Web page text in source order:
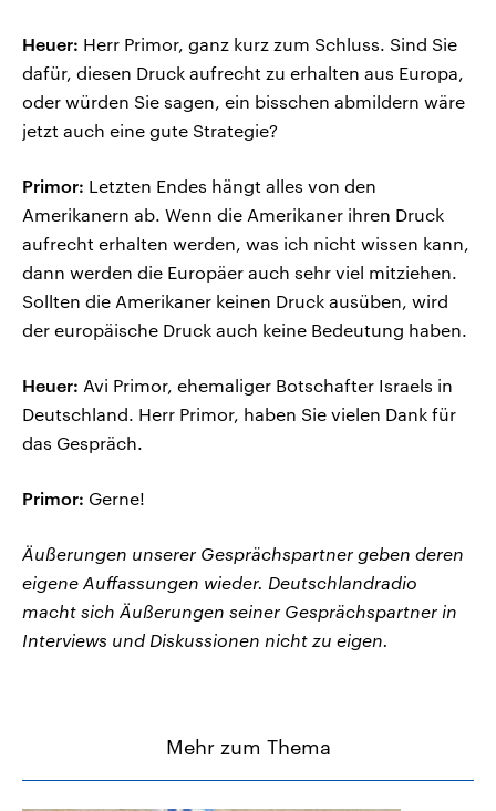
Heuer: Herr Primor, ganz kurz zum Schluss. Sind Sie
dafür, diesen Druck aufrecht zu erhalten aus Europa,
oder würden Sie sagen, ein bisschen abmildern wäre
jetzt auch eine gute Strategie?
Primor: Letzten Endes hängt alles von den
Amerikanern ab. Wenn die Amerikaner ihren Druck
aufrecht erhalten werden, was ich nicht wissen kann,
dann werden die Europäer auch sehr viel mitziehen.
Sollten die Amerikaner keinen Druck ausüben, wird
der europäische Druck auch keine Bedeutung haben.
Heuer: Avi Primor, ehemaliger Botschafter Israels in
Deutschland. Herr Primor, haben Sie vielen Dank für
das Gespräch.
Primor: Gerne!
Äußerungen unserer Gesprächspartner geben deren
eigene Auffassungen wieder. Deutschlandradio
macht sich Äußerungen seiner Gesprächspartner in
Interviews und Diskussionen nicht zu eigen.
Mehr zum Thema